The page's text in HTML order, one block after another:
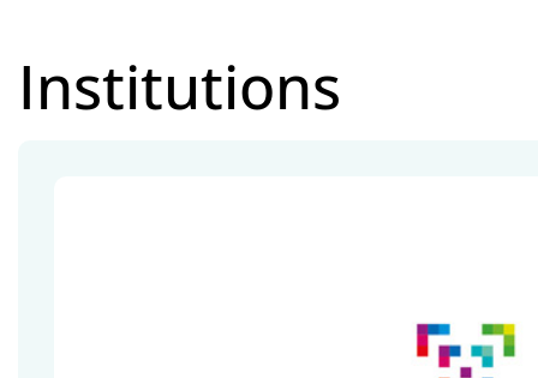
Institutions